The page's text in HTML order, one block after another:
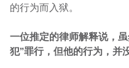
的行为而入狱。
一位推定的律师解释说，
犯”罪行，但他的行为，并